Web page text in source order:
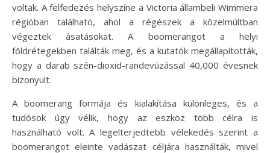
voltak. A felfedezés helyszíne a Victoria állambeli Wimmera
régióban található, ahol a régészek a közelmúltban
végeztek ásatásokat. A boomerangot a helyi
földrétegekben találták meg, és a kutatók megállapították,
hogy a darab szén-dioxid-randevúzással 40,000 évesnek
bizonyult.
A boomerang formája és kialakítása különleges, és a
tudósok úgy vélik, hogy az eszköz több célra is
használható volt. A legelterjedtebb vélekedés szerint a
boomerangot eleinte vadászat céljára használták, mivel